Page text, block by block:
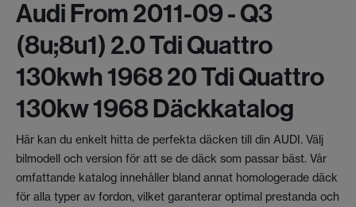
Audi From 2011-09 - Q3
(8u;8u1) 2.0 Tdi Quattro
130kwh 1968 20 Tdi Quattro
130kw 1968 Däckkatalog
Här kan du enkelt hitta de perfekta däcken till din AUDI. Välj
bilmodell och version för att se de däck som passar bäst. Vår
omfattande katalog innehåller bland annat homologerade däck
för alla typer av fordon, vilket garanterar optimal prestanda och